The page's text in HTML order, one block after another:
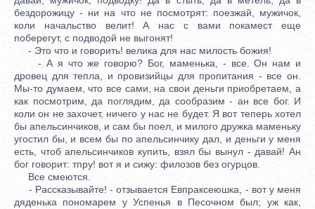
бездорожицу - ни на что не посмотрят: поезжай, мужичок,
коли начальство велит! А нас с вами покамест еще
поберегут, с подводой не выгонят!
- Это что и говорить! велика для нас милость божия!
- А я что же говорю? Бог, маменька, - все. Он нам и
дровец для тепла, и провизийцы для пропитания - все он.
Мы-то думаем, что все сами, на свои деньги приобретаем, а
как посмотрим, да поглядим, да сообразим - ан все бог. И
коли он не захочет, ничего у нас не будет. Я вот теперь хотел
бы апельсинчиков, и сам бы поел, и милого дружка маменьку
угостил бы, и всем бы по апельсинчику дал, и деньги у меня
есть, чтоб апельсинчиков купить, взял бы вынул - давай! Ан
бог говорит: тпру! вот я и сижу: филозов без огурцов.
Все смеются.
- Рассказывайте! - отзывается Евпраксеюшка, - вот у меня
дяденька пономарем у Успенья в Песочном был; уж как,